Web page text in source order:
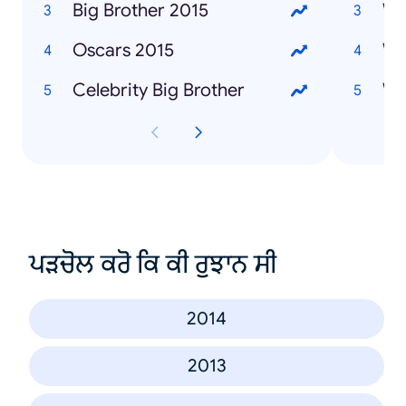
Big Brother 2015
Oscars 2015
Celebrity Big Brother
ਪੜਚੋਲ ਕਰੋ ਕਿ ਕੀ ਰੁਝਾਨ ਸੀ
2014
2013